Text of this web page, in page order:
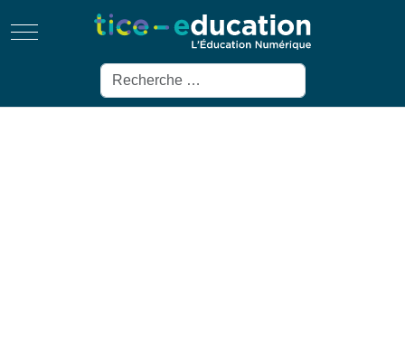
Mobile Menu Toggle
Rechercher